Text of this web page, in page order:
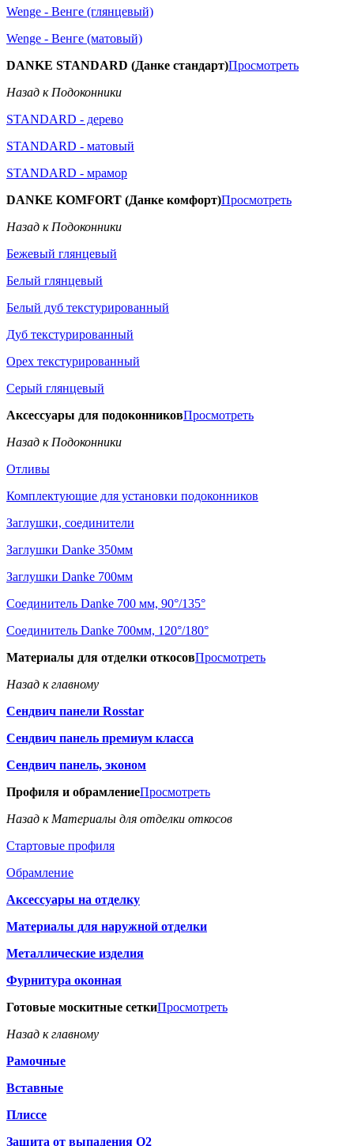
Wenge - Венге (глянцевый)
Wenge - Венге (матовый)
DANKE STANDARD (Данке стандарт)Просмотреть
Назад к Подоконники
STANDARD - дерево
STANDARD - матовый
STANDARD - мрамор
DANKE KOMFORT (Данке комфорт)Просмотреть
Назад к Подоконники
Бежевый глянцевый
Белый глянцевый
Белый дуб текстурированный
Дуб текстурированный
Орех текстурированный
Серый глянцевый
Аксессуары для подоконниковПросмотреть
Назад к Подоконники
Отливы
Комплектующие для установки подоконников
Заглушки, соединители
Заглушки Danke 350мм
Заглушки Danke 700мм
Соединитель Danke 700 мм, 90°/135°
Соединитель Danke 700мм, 120°/180°
Материалы для отделки откосовПросмотреть
Назад к главному
Сендвич панели Rosstar
Сендвич панель премиум класса
Сендвич панель, эконом
Профиля и обрамлениеПросмотреть
Назад к Материалы для отделки откосов
Стартовые профиля
Обрамление
Аксессуары на отделку
Материалы для наружной отделки
Металлические изделия
Фурнитура оконная
Готовые москитные сеткиПросмотреть
Назад к главному
Рамочные
Вставные
Плиссе
Защита от выпадения О2